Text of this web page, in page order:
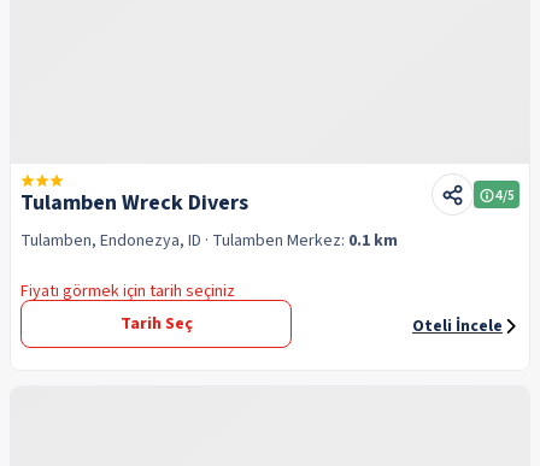
Tulamben Wreck Divers 4/5
Tulamben, Endonezya, ID · Tulamben Merkez: 0.1 km
Fiyatı görmek için tarih seçiniz
Tarih Seç
Oteli İncele